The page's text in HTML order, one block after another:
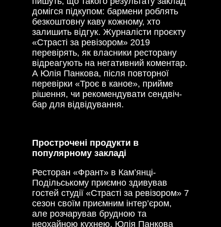
домігся підкупом: бармени роблять
безкоштовну каву кожному, хто
залишить відгук. Журналісти проєкту
«Страсті за ревізором» 2019
перевірять, як власники ресторану
відреагують на негативний коментар.
А Юлія Панкова, після повторної
перевірки «Троє в каное», прийме
рішення, чи рекомендувати сендвіч-
бар для відвідування.
Прострочені продукти в
популярному закладі
Ресторан «Франт» в Кам’янці-
Подільському приємно здивував
гостей студії «Страсті за ревізором» 7
сезон своїм приємним інтер’єром,
але розчарував брудною та
неохайною кухнею. Юлія Панкова